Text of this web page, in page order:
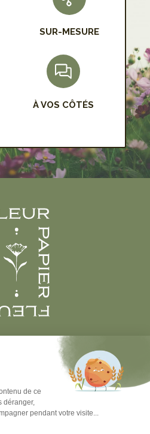
SUR-MESURE
À VOS CÔTÉS